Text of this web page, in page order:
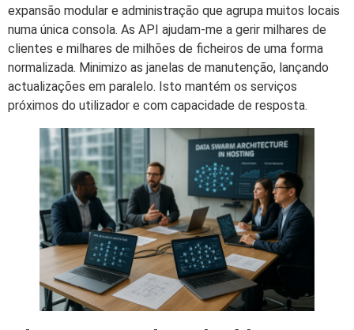
expansão modular e administração que agrupa muitos locais
numa única consola. As API ajudam-me a gerir milhares de
clientes e milhares de milhões de ficheiros de uma forma
normalizada. Minimizo as janelas de manutenção, lançando
actualizações em paralelo. Isto mantém os serviços
próximos do utilizador e com capacidade de resposta.